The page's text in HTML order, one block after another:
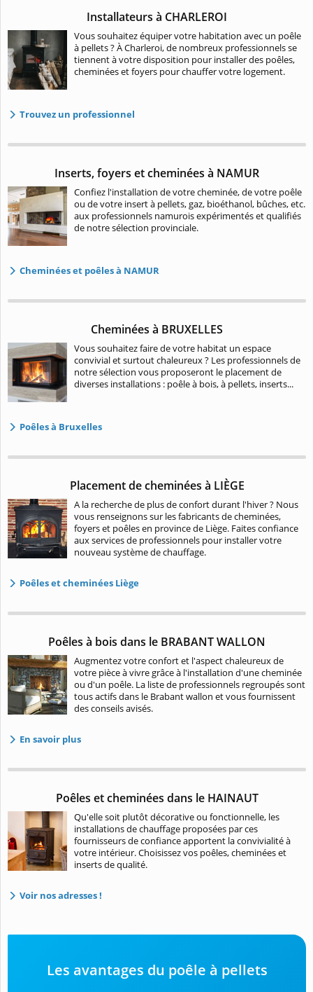
Installateurs à CHARLEROI
Vous souhaitez équiper votre habitation avec un poêle
à pellets ? À Charleroi, de nombreux professionnels se
tiennent à votre disposition pour installer des poêles,
cheminées et foyers pour chauffer votre logement.
Trouvez un professionnel
Inserts, foyers et cheminées à NAMUR
Confiez l'installation de votre cheminée, de votre poêle
ou de votre insert à pellets, gaz, bioéthanol, bûches, etc.
aux professionnels namurois expérimentés et qualifiés
de notre sélection provinciale.
Cheminées et poêles à NAMUR
Cheminées à BRUXELLES
Vous souhaitez faire de votre habitat un espace
convivial et surtout chaleureux ? Les professionnels de
notre sélection vous proposeront le placement de
diverses installations : poêle à bois, à pellets, inserts...
Poêles à Bruxelles
Placement de cheminées à LIÈGE
A la recherche de plus de confort durant l'hiver ? Nous
vous renseignons sur les fabricants de cheminées,
foyers et poêles en province de Liège. Faites confiance
aux services de professionnels pour installer votre
nouveau système de chauffage.
Poêles et cheminées Liège
Poêles à bois dans le BRABANT WALLON
Augmentez votre confort et l'aspect chaleureux de
votre pièce à vivre grâce à l'installation d'une cheminée
ou d'un poêle. La liste de professionnels regroupés sont
tous actifs dans le Brabant wallon et vous fournissent
des conseils avisés.
En savoir plus
Poêles et cheminées dans le HAINAUT
Qu'elle soit plutôt décorative ou fonctionnelle, les
installations de chauffage proposées par ces
fournisseurs de confiance apportent la convivialité à
votre intérieur. Choisissez vos poêles, cheminées et
inserts de qualité.
Voir nos adresses !
Les avantages du poêle à pellets